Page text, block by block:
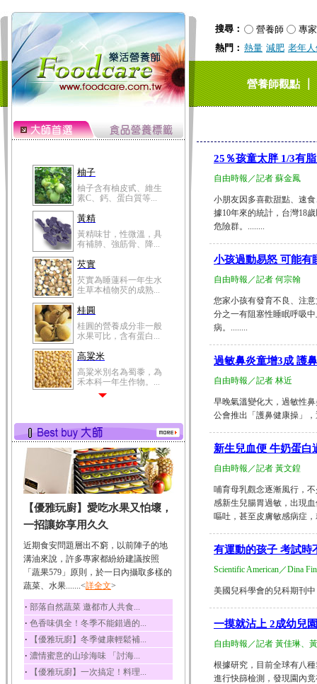
搜尋： 營養師
專家
熱門： 熱量 減肥 老年
營養師觀點｜
柚子
柚子含有柚皮甙、維生
素C、鈣、蛋白質等...
黃精
黃精味甘，性微溫，具
有補肺、強筋骨、降...
芡實
芡實為睡蓮科一年生水
生草本植物芡的成熟...
桂圓
桂圓的營養成分非一般
水果可比，含有蛋白...
高粱米
高粱米別名為蜀黍，為
禾本科一年生作物。...
有蛋白質、脂肪、磷...
鮪魚
鮪魚肚肉中的不飽和脂
肪酸內富含EPA和DH...
韭菜
韭菜所含的膳食纖維能
幫助消化與通便；揮...
冬瓜
冬瓜營養價值高，鈉含
量極低是水腫病人的...
豆豉
豆豉裡頭含有營養的蛋
白質、脂肪、鈣、磷...
榛果
榛果裡所含的營養素有
蛋白質、脂肪、醣類...
迷迭香
【優雅玩廚】愛吃水果又怕壞，
一招讓妳享用久久
近期食安問題層出不窮，以前陣子的地
溝油來說，許多專家都紛紛建議按照
「蔬果579」原則，於一日內攝取多樣的
蔬菜、水果.......<詳全文>
‧ 部落自然蔬菜 邀都市人共食...
‧ 色香味俱全！冬季不能錯過的...
‧ 【優雅玩廚】冬季健康輕鬆補...
‧ 濃情蜜意的山珍海味 「討海...
‧ 【優雅玩廚】一次搞定！料理...
25％孩童太胖 1/3有
自由時報／記者 蘇金鳳
小朋友因多喜歡甜點、速
據10年來的統計，台灣18
危險群。........
小孩過動易怒 可能有
自由時報／記者 何宗翰
您家小孩有發育不良、注
分之一有阻塞性睡眠呼吸
病。........
過敏鼻炎童增3成 護
自由時報／記者 林近
早晚氣溫變化大，過敏性
公會推出「護鼻健康操」
新生兒血便 牛奶蛋白
自由時報／記者 黃文鍠
哺育母乳觀念逐漸風行，
感新生兒腸胃過敏，出現
嘔吐，甚至皮膚敏感病症
有運動的孩子 考試時
Scientific American／Dina
美國兒科學會的兒科期刊
一摸就沾上 2成幼兒
自由時報／記者 黃佳琳、
根據研究，目前全球有八
進行快篩檢測，發現園內